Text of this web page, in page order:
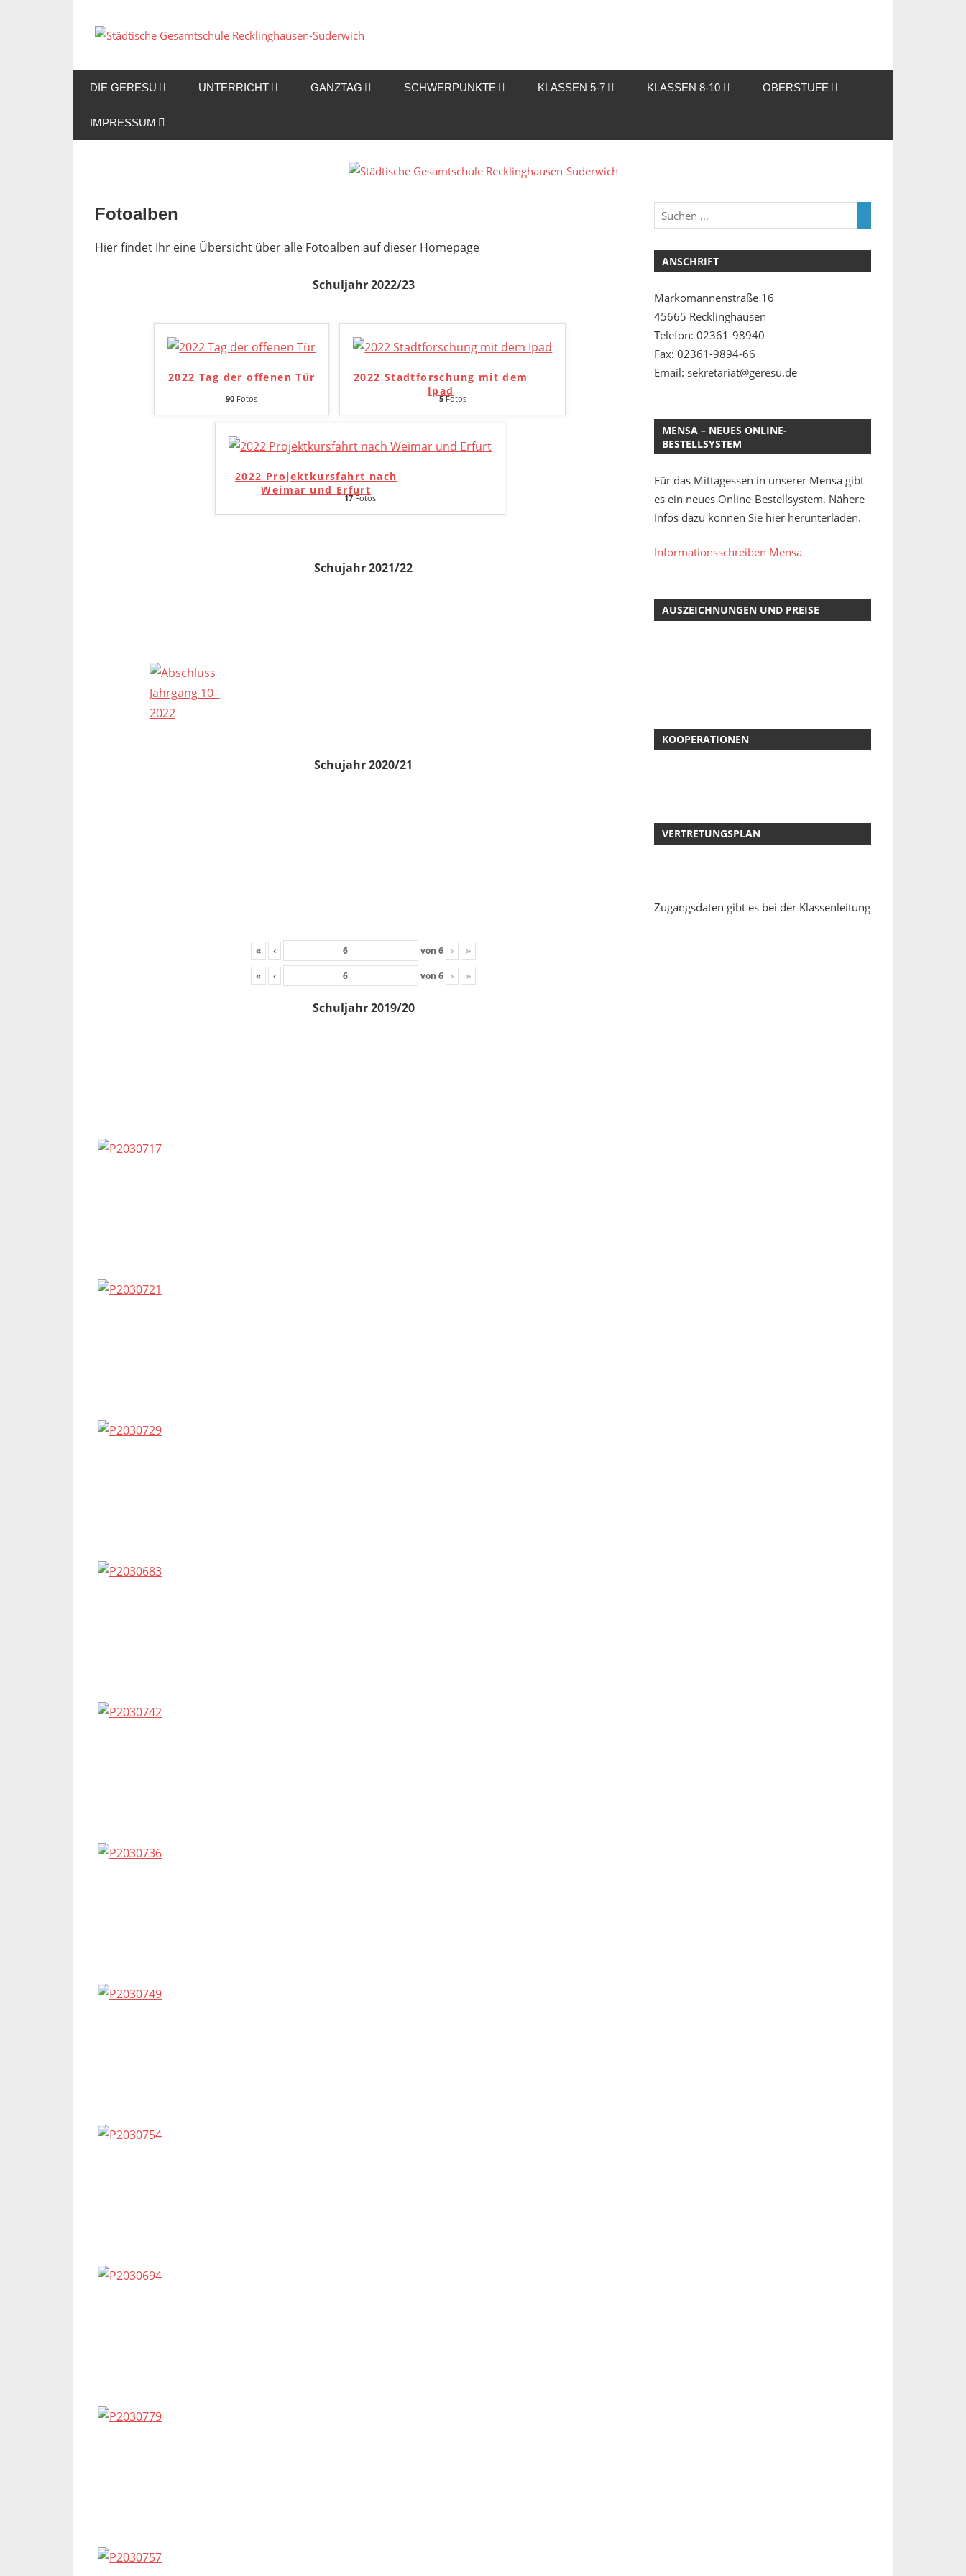
Inhalt
Gesamtschule
Suderwich
DIE GERESU UNTERRICHT GANZTAG SCHWERPUNKTE KLASSEN 5-7 KLASSEN 8-10 OBERSTUFE
IMPRESSUM
Fotoalben
Hier findet Ihr eine Übersicht über alle Fotoalben auf dieser Homepage
Schuljahr 2022/23
2022 Tag der offenen Tür
90 Fotos
2022 Stadtforschung mit dem
Ipad
5Fotos
2022 Projektkursfahrt nach
Weimar und Erfurt
17Fotos
Schujahr 2021/22
Schujahr 2020/21
« ‹ von6 › »
« ‹ von6 › »
Schuljahr 2019/20
ANSCHRIFT
Markomannenstraße 16
45665 Recklinghausen
Telefon: 02361-98940
Fax: 02361-9894-66
Email: sekretariat@geresu.de
MENSA – NEUES ONLINE-
BESTELLSYSTEM
Für das Mittagessen in unserer Mensa gibt
es ein neues Online-Bestellsystem. Nähere
Infos dazu können Sie hier herunterladen.
Informationsschreiben Mensa
AUSZEICHNUNGEN UND PREISE
KOOPERATIONEN
VERTRETUNGSPLAN
Zugangsdaten gibt es bei der Klassenleitung